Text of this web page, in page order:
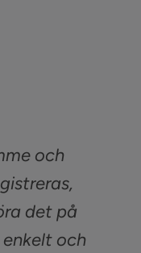
och
det på
och